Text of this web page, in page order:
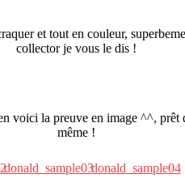
et tout en couleur,
collector je vous le dis !
voici la preuve en image ^^, prêt
même !
donald_sample03donald_sample04